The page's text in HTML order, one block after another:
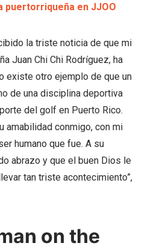
en JJOO
la triste noticia de que mi
Juan Chi Chi Rodríguez, ha
existe otro ejemplo de que un
de una disciplina deportiva
del golf en Puerto Rico.
amabilidad conmigo, con mi
humano que fue. A su
abrazo y que el buen Dios le
tan triste acontecimiento”,
on the